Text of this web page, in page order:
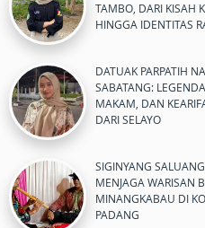
TAMBO, DARI KISAH
HINGGA IDENTITAS
DATUAK PARPATIH
SABATANG: LEGENDA,
MAKAM, DAN
DARI SELAYO
SIGINYANG
MENJAGA WARISAN
MINANGKABAU DI
PADANG